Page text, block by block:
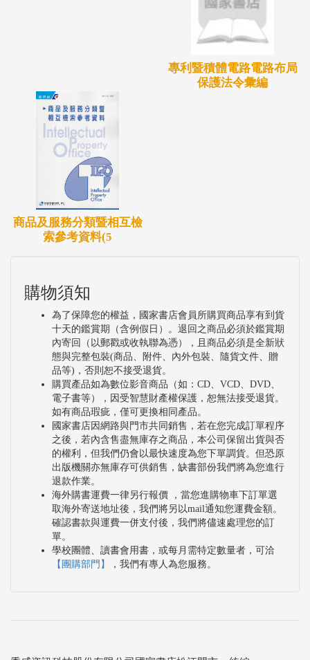
專利暨積體電路電路布局
保護法令彙編
商品及服務分類暨相互檢
索參考資料(5
購物須知
為了保障您的權益，國家書店會員所購買商品享有到貨
十天的鑑賞期（含例假日）。退回之商品必須於鑑賞期
內寄回（以郵戳或收執聯為憑），且商品必須是全新狀
態與完整包裝(商品、附件、內外包裝、隨貨文件、贈
品等)，否則恕不接受退貨。
購買產品如為數位影音商品（如：CD、VCD、DVD、
電子書等），因受智慧財產權保護，恕無法接受退貨。
如有商品瑕疵，僅可更換相同產品。
國家書店因網路與門市共同銷售，若在您完成訂單程序
之後，若內含售盡無庫存之商品，本公司保留出貨與否
的權利，但我們仍會以最快速度為您下單調貨。但恐原
出版機關亦無庫存可供銷售，缺書部份我們將為您進行
退款作業。
海外購書運費一律另行報價 ，當您進購物車下訂單選
取海外寄送地址後，我們將另以mail通知您運費金額。
確認書款與運費一併支付後，我們將儘速處理您的訂
單。
學校團體、讀書會用書，或每月需特定數量者，可洽
【團購部門】
，我們有專人為您服務。